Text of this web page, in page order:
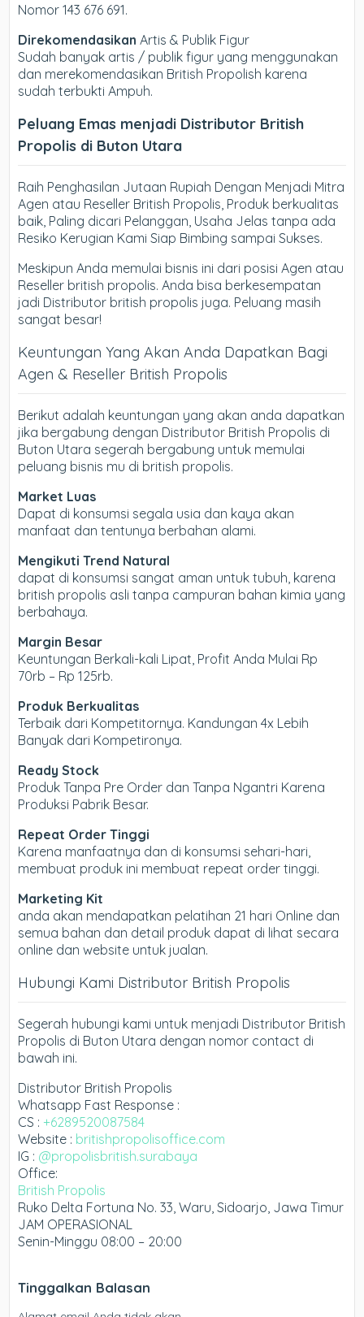
Nomor 143 676 691.
Direkomendasikan Artis & Publik Figur
Sudah banyak artis / publik figur yang menggunakan
dan merekomendasikan British Propolish karena
sudah terbukti Ampuh.
Peluang Emas menjadi Distributor British
Propolis di Buton Utara
Raih Penghasilan Jutaan Rupiah Dengan Menjadi Mitra
Agen atau Reseller British Propolis, Produk berkualitas
baik, Paling dicari Pelanggan, Usaha Jelas tanpa ada
Resiko Kerugian Kami Siap Bimbing sampai Sukses.
Meskipun Anda memulai bisnis ini dari posisi Agen atau
Reseller british propolis. Anda bisa berkesempatan
jadi Distributor british propolis juga. Peluang masih
sangat besar!
Keuntungan Yang Akan Anda Dapatkan Bagi
Agen & Reseller British Propolis
Berikut adalah keuntungan yang akan anda dapatkan
jika bergabung dengan Distributor British Propolis di
Buton Utara segerah bergabung untuk memulai
peluang bisnis mu di british propolis.
Market Luas
Dapat di konsumsi segala usia dan kaya akan
manfaat dan tentunya berbahan alami.
Mengikuti Trend Natural
dapat di konsumsi sangat aman untuk tubuh, karena
british propolis asli tanpa campuran bahan kimia yang
berbahaya.
Margin Besar
Keuntungan Berkali-kali Lipat, Profit Anda Mulai Rp
70rb – Rp 125rb.
Produk Berkualitas
Terbaik dari Kompetitornya. Kandungan 4x Lebih
Banyak dari Kompetironya.
Ready Stock
Produk Tanpa Pre Order dan Tanpa Ngantri Karena
Produksi Pabrik Besar.
Repeat Order Tinggi
Karena manfaatnya dan di konsumsi sehari-hari,
membuat produk ini membuat repeat order tinggi.
Marketing Kit
anda akan mendapatkan pelatihan 21 hari Online dan
semua bahan dan detail produk dapat di lihat secara
online dan website untuk jualan.
Hubungi Kami Distributor British Propolis
Segerah hubungi kami untuk menjadi Distributor British
Propolis di Buton Utara dengan nomor contact di
bawah ini.
Distributor British Propolis
Whatsapp Fast Response :
CS : +6289520087584
Website : britishpropolisoffice.com
IG : @propolisbritish.surabaya
Office:
British Propolis
Ruko Delta Fortuna No. 33, Waru, Sidoarjo, Jawa Timur
JAM OPERASIONAL
Senin-Minggu 08:00 – 20:00
Tinggalkan Balasan